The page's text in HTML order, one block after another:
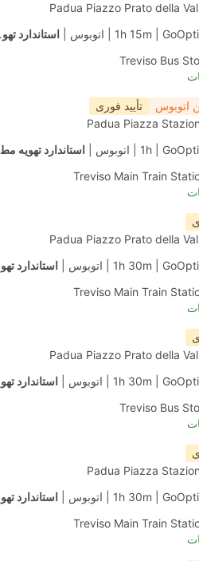
Padua Piazzo Prato della
1h 15m | GoOpti اتوبوس استاندارد تهویه مطبوع
Treviso Bus
اتوبوس تأیید فوری
Padua Piazza
1h | GoOpti اتوبوس استاندارد تهویه مطبوع
Treviso Main Train
Padua Piazzo Prato della
1h 30m | GoOpti اتوبوس استاندارد تهویه مطبوع
Treviso Main Train
Padua Piazzo Prato della
1h 30m | GoOpti اتوبوس استاندارد تهویه مطبوع
Treviso Bus
Padua Piazza
1h 30m | GoOpti اتوبوس استاندارد تهویه مطبوع
Treviso Main Train